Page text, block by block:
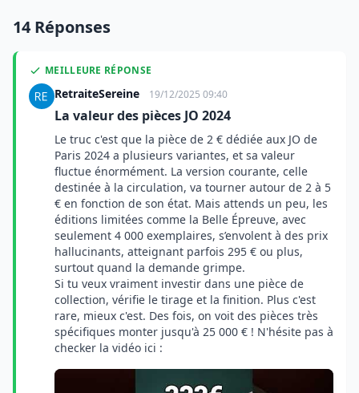
14 Réponses
MEILLEURE RÉPONSE
RetraiteSereine 19/12/2025 09:40
La valeur des pièces JO 2024
Le truc c'est que la pièce de 2 € dédiée aux JO de
Paris 2024 a plusieurs variantes, et sa valeur
fluctue énormément. La version courante, celle
destinée à la circulation, va tourner autour de 2 à 5
€ en fonction de son état. Mais attends un peu, les
éditions limitées comme la Belle Épreuve, avec
seulement 4 000 exemplaires, s’envolent à des prix
hallucinants, atteignant parfois 295 € ou plus,
surtout quand la demande grimpe.
Si tu veux vraiment investir dans une pièce de
collection, vérifie le tirage et la finition. Plus c'est
rare, mieux c'est. Des fois, on voit des pièces très
spécifiques monter jusqu'à 25 000 € ! N'hésite pas à
checker la vidéo ici :